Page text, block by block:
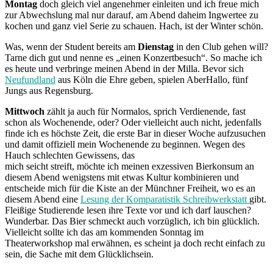
Montag doch gleich viel angenehmer einleiten und ich freue mich
zur Abwechslung mal nur darauf, am Abend daheim Ingwertee zu
kochen und ganz viel Serie zu schauen. Hach, ist der Winter schön.
Was, wenn der Student bereits am Dienstag in den Club gehen will?
Tarne dich gut und nenne es „einen Konzertbesuch“. So mache ich
es heute und verbringe meinen Abend in der Milla. Bevor sich
Neufundland aus Köln die Ehre geben, spielen AberHallo, fünf
Jungs aus Regensburg.
Mittwoch zählt ja auch für Normalos, sprich Verdienende, fast
schon als Wochenende, oder? Oder vielleicht auch nicht, jedenfalls
finde ich es höchste Zeit, die erste Bar in dieser Woche aufzusuchen
und damit offiziell mein Wochenende zu beginnen. Wegen des
Hauch schlechten Gewissens, das
mich seicht streift, möchte ich meinen exzessiven Bierkonsum an
diesem Abend wenigstens mit etwas Kultur kombinieren und
entscheide mich für die Kiste an der Münchner Freiheit, wo es an
diesem Abend eine Lesung der Komparatistik Schreibwerkstatt gibt.
Fleißige Studierende lesen ihre Texte vor und ich darf lauschen?
Wunderbar. Das Bier schmeckt auch vorzüglich, ich bin glücklich.
Vielleicht sollte ich das am kommenden Sonntag im
Theaterworkshop mal erwähnen, es scheint ja doch recht einfach zu
sein, die Sache mit dem Glücklichsein.